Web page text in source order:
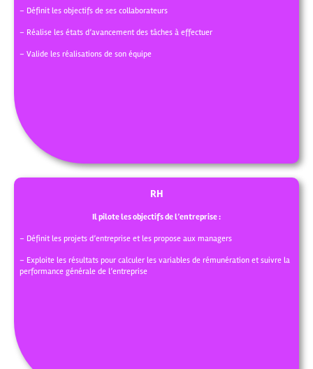
– Définit les objectifs de ses collaborateurs
– Réalise les états d’avancement des tâches à effectuer
– Valide les réalisations de son équipe
RH
Il pilote les objectifs de l’entreprise :
– Définit les projets d’entreprise et les propose aux managers
– Exploite les résultats pour calculer les variables de rémunération et suivre la
performance générale de l’entreprise